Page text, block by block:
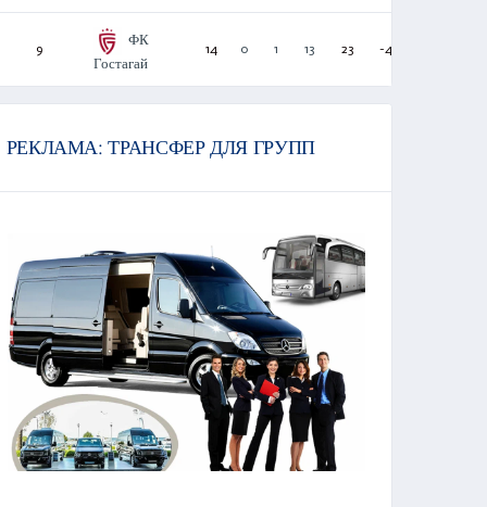
9
ФК
Гостагай
14 0 1 13 23 -46
РЕКЛАМА: ТРАНСФЕР ДЛЯ ГРУПП